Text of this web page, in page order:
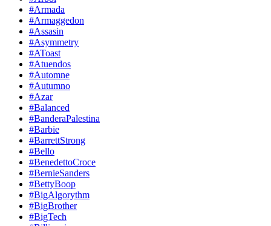
#Armada
#Armaggedon
#Assasin
#Asymmetry
#AToast
#Atuendos
#Automne
#Autumno
#Azar
#Balanced
#BanderaPalestina
#Barbie
#BarrettStrong
#Bello
#BenedettoCroce
#BernieSanders
#BettyBoop
#BigAlgorythm
#BigBrother
#BigTech